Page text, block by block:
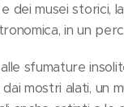
dei musei
in un
sfumature
mostri alati, un